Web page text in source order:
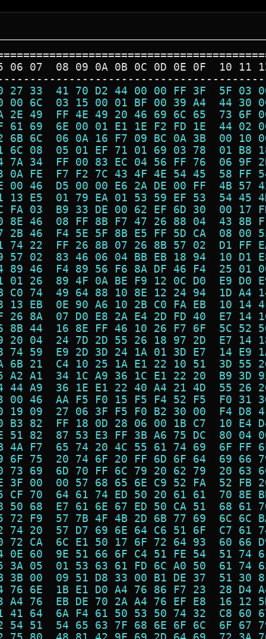
06 07  08 09 0A 0B 0C 0D 0E 0F  10 11
27 33  41 70 D2 44 00 00 FF 3F  5F
00 6C  03 15 00 01 BF 00 39 A4  44
2E 49  FF 4E 49 20 46 69 6C 65  73
61 69  6E 00 01 E1 1E F2 FD 1E  44
6B 6C  06 0A 16 F7 09 BC 0A 3B  00
6C 08  05 01 EF 71 01 69 03 78  01
7A 34  FF 00 83 EC 04 56 FF 76  06
0A FE  F7 F2 7C 43 4F 4E 54 45  58
00 46  D5 00 00 E6 2A DE 00 FF  4B
13 E5  01 79 EA 01 53 59 EF 53  54
FA 03  B9 33 DE 00 62 EF 6D 30  00
8E 46  08 FF 8B F7 47 26 88 04  43
2B 46  F4 5E 5F 8B E5 FF 5D CA  08
74 22  FF 26 8B 07 26 8B 57 02  D1
57 02  83 46 06 04 BB EB 18 94  10
89 46  F4 89 56 F6 8A DF 46 F4  25
01 26  89 4F 0A BE F9 12 0C D0  E9
C0 74  49 64 88 10 8E 12 24 94  1D
13 EB  0E 90 A6 10 2B C0 FA EB  10
26 8A  07 D0 E8 2A E4 2D FD 40  E7
8B 44  16 8E FF 46 10 26 F7 6F  5C
20 04  24 7D 2D 55 26 18 97 2D  E7
74 59  E9 2D 3D 24 1A 01 3D E7  14
6B 21  C4 10 25 1A E1 22 10 51  3D
A2 A1  34 1C A9 36 1C E1 22 20  B9
44 A9  36 1E E1 22 40 A4 21 4D  55
00 46  AA F5 F0 15 F5 F4 52 F5  F0
19 09  27 06 3F F5 F0 B2 30 00  F4
B3 82  FF 18 0D 28 06 00 1B C7  10
51 82  87 53 E3 FF 3B A6 75 DC  80
4A F7  65 74 20 4C 55 61 74 69  6F
6F 75  20 74 6F 20 FF 6D 6F 64  69
73 69  6D 70 FF 6C 79 20 62 79  20
3F 00  00 57 68 65 6E C9 52 FA  52
CF 70  64 61 74 ED 50 20 61 61  70
50 68  E7 61 6E 67 ED 50 CA 51  68
72 F9  57 7B 4F 4B 2D 6B 77 69  6C
74 20  57 D7 69 6E 64 C6 51 6F  C7
72 CA  6C E1 50 17 6F 72 64 93  60
0E 60  9E 51 66 6F C4 51 FE 54  51
3A 05  01 53 63 61 FD 6C A0 50  61
3B 00  09 51 D8 33 00 B1 DE 37  51
76 6E  1B E1 D0 A4 76 86 F7 23  28
A4 76  EB DE 70 2A A4 76 EF E8  16
41 64  6A F4 61 50 53 50 74 32  C8
54 51  54 65 63 7F 68 6E 6F 6C  6F